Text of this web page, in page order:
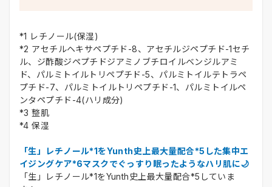
*1 レチノール(保湿)
*2 アセチルヘキサペプチド-8、アセチルジペプチド-1セチ
ル、ジ酢酸ジペプチドジアミノブチロイルベンジルアミ
ド、パルミトイルトリペプチド-5、パルミトイルテトラペ
プチド-7、パルミトイルトリペプチド-1、パルミトイルペ
ンタペプチド-4(ハリ成分)
*3 整肌
*4 保湿
「生」レチノール*1をYunth史上最大量配合*5した集中エ
イジングケア*6マスクでぐっすり眠ったようなハリ肌に🌙
「生」レチノール*1をYunth史上最大量配合*5していま